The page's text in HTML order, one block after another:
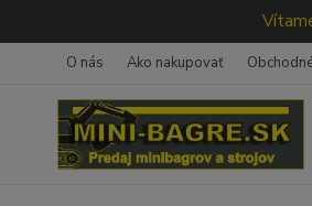
O nás Ako nakupovať